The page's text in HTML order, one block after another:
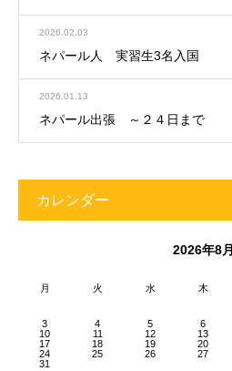
2026.02.03
ネパール人 実習生3名入国
2026.01.13
ネパール出張 ～２４日まで
カレンダー
2026年8月
月 火 水 木
3
4 5 6
10
11 12 13
17
18 19 20
24
25 26 27
31